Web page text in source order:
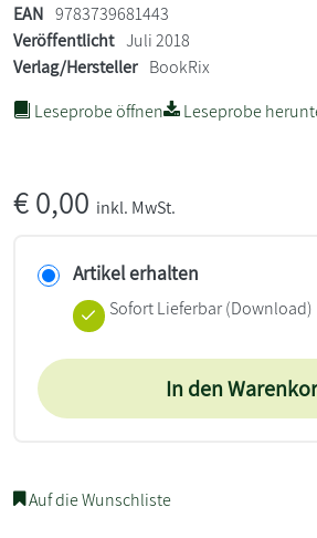
EAN 9783739681443
Veröffentlicht Juli 2018
Verlag/Hersteller BookRix
Leseprobe öffnen
Leseprobe
€0,00 inkl. MwSt.
Artikel erhalten
Sofort Lieferbar (Download)
In den
Auf die Wunschliste